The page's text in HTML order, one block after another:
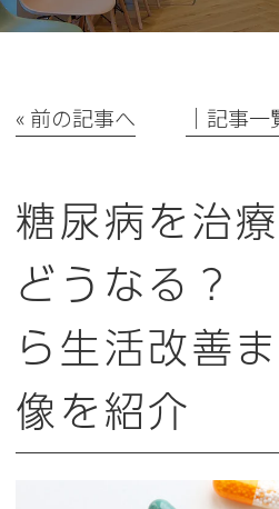
« 前の記事へ │記事一
糖尿病を治
どうなる？
ら生活改善
像を紹介